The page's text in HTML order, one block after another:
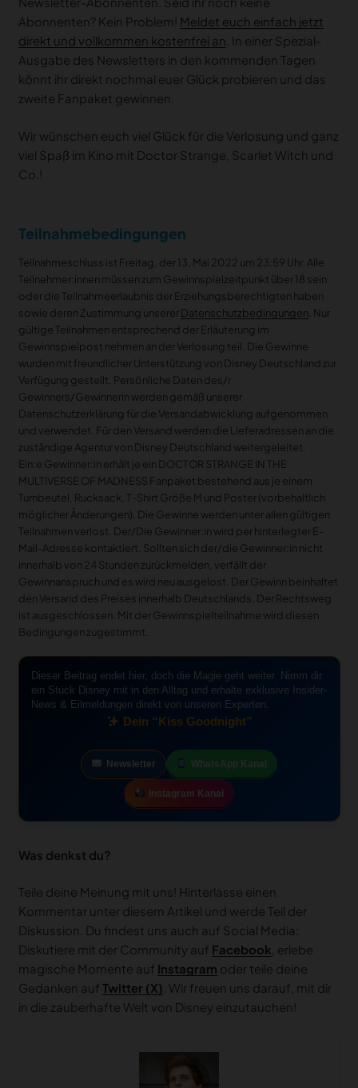
Abonnenten? Kein Problem! Meldet euch einfach jetzt
direkt und vollkommen kostenfrei an . In einer Spezial-
Ausgabe des Newsletters in den kommenden Tagen
könnt ihr direkt nochmal euer Glück probieren und das
zweite Fanpaket gewinnen.
Wir wünschen euch viel Glück für die Verlosung und ganz
viel Spaß im Kino mit Doctor Strange, Scarlet Witch und
Co.!
Teilnahmebedingungen
Teilnahmeschluss ist Freitag, der 13. Mai 2022 um 23:59 Uhr. Alle
Teilnehmer:innen müssen zum Gewinnspielzeitpunkt über 18 sein
oder die Teilnahmeerlaubnis der Erziehungsberechtigten haben
sowie deren Zustimmung unsererDatenschutzbedingungen . Nur
gültige Teilnahmen entsprechend der Erläuterung im
Gewinnspielpost nehmen an der Verlosung teil. Die Gewinne
wurden mit freundlicher Unterstützung von Disney Deutschland zur
Verfügung gestellt. Persönliche Daten des/r
Gewinners/Gewinnerin werden gemäß unserer
Datenschutzerklärung für die Versandabwicklung aufgenommen
und verwendet. Für den Versand werden die Lieferadressen an die
zuständige Agentur von Disney Deutschland weitergeleitet.
Ein:e Gewinner:in erhält je ein DOCTOR STRANGE IN THE
MULTIVERSE OF MADNESS Fanpaket bestehend aus je einem
Turnbeutel, Rucksack, T-Shirt Größe M und Poster (vorbehaltlich
möglicher Änderungen). Die Gewinne werden unter allen gültigen
Teilnahmen verlost. Der/Die Gewinner:in wird per hinterlegter E-
Mail-Adresse kontaktiert. Sollten sich der/die Gewinner:in nicht
innerhalb von 24 Stunden zurückmelden, verfällt der
Gewinnanspruch und es wird neu ausgelost. Der Gewinn beinhaltet
den Versand des Preises innerhalb Deutschlands. Der Rechtsweg
ist ausgeschlossen. Mit der Gewinnspielteilnahme wird diesen
Bedingungen zugestimmt.
Dieser Beitrag endet hier, doch die Magie geht weiter. Nimm dir
ein Stück Disney mit in den Alltag und erhalte exklusive Insider-
News & Eilmeldungen direkt von unseren Experten.
Dein “Kiss Goodnight”
Newsletter WhatsApp Kanal
Instagram Kanal
Was denkst du?
Teile deine Meinung mit uns! Hinterlasse einen
Kommentar unter diesem Artikel und werde Teil der
Diskussion. Du findest uns auch auf Social Media:
Diskutiere mit der Community auf Facebook , erlebe
magische Momente auf Instagram oder teile deine
Gedanken auf Twitter (X) . Wir freuen uns darauf, mit dir
in die zauberhafte Welt von Disney einzutauchen!